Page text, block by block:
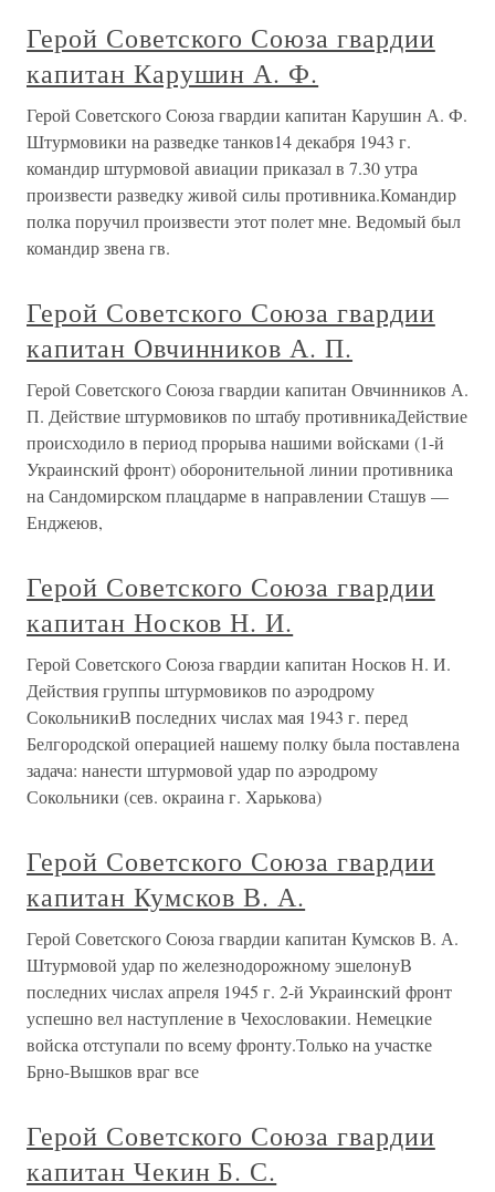
Герой Советского Союза гвардии
капитан Карушин А. Ф.
Герой Советского Союза гвардии капитан Карушин А. Ф.
Штурмовики на разведке танков14 декабря 1943 г.
командир штурмовой авиации приказал в 7.30 утра
произвести разведку живой силы противника.Командир
полка поручил произвести этот полет мне. Ведомый был
командир звена гв.
Герой Советского Союза гвардии
капитан Овчинников А. П.
Герой Советского Союза гвардии капитан Овчинников А.
П. Действие штурмовиков по штабу противникаДействие
происходило в период прорыва нашими войсками (1-й
Украинский фронт) оборонительной линии противника
на Сандомирском плацдарме в направлении Сташув —
Енджеюв,
Герой Советского Союза гвардии
капитан Носков Н. И.
Герой Советского Союза гвардии капитан Носков Н. И.
Действия группы штурмовиков по аэродрому
СокольникиВ последних числах мая 1943 г. перед
Белгородской операцией нашему полку была поставлена
задача: нанести штурмовой удар по аэродрому
Сокольники (сев. окраина г. Харькова)
Герой Советского Союза гвардии
капитан Кумсков В. А.
Герой Советского Союза гвардии капитан Кумсков В. А.
Штурмовой удар по железнодорожному эшелонуВ
последних числах апреля 1945 г. 2-й Украинский фронт
успешно вел наступление в Чехословакии. Немецкие
войска отступали по всему фронту.Только на участке
Брно-Вышков враг все
Герой Советского Союза гвардии
капитан Чекин Б. С.